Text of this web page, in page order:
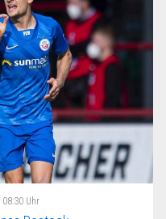
Uhr